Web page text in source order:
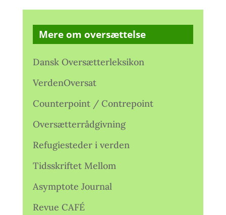
Mere om oversættelse
Dansk Oversætterleksikon
VerdenOversat
Counterpoint / Contrepoint
Oversætterrådgivning
Refugiesteder i verden
Tidsskriftet Mellom
Asymptote Journal
Revue CAFÉ